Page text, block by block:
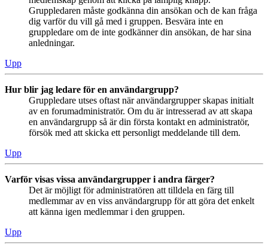
Gruppledaren måste godkänna din ansökan och de kan fråga
dig varför du vill gå med i gruppen. Besvära inte en
gruppledare om de inte godkänner din ansökan, de har sina
anledningar.
Upp
Hur blir jag ledare för en användargrupp?
Gruppledare utses oftast när användargrupper skapas initialt
av en forumadministratör. Om du är intresserad av att skapa
en användargrupp så är din första kontakt en administratör,
försök med att skicka ett personligt meddelande till dem.
Upp
Varför visas vissa användargrupper i andra färger?
Det är möjligt för administratören att tilldela en färg till
medlemmar av en viss användargrupp för att göra det enkelt
att känna igen medlemmar i den gruppen.
Upp